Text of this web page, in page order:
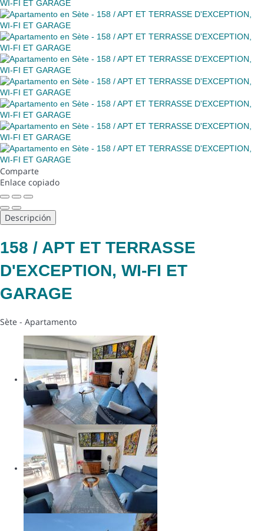
Comparte
Enlace copiado
Descripción
158 / APT ET TERRASSE
D'EXCEPTION, WI-FI ET
GARAGE
Sète - Apartamento